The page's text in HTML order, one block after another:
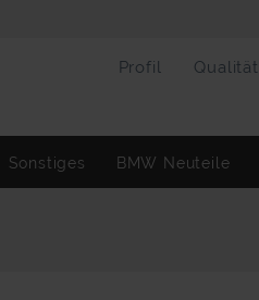
Profil Qualität
Sonstiges BMW Neuteile